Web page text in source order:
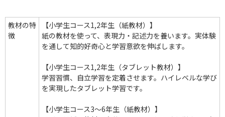
教材の特
徴
【小学生コース1,2年生（紙教材）】
紙の教材を使って、表現力・記述力を養います。実体験
を通して知的好奇心と学習意欲を伸ばします。
【小学生コース1,2年生（タブレット教材）】
学習習慣、自立学習を定着させます。ハイレベルな学び
を実現したタブレット学習です。
【小学生コース3～6年生（紙教材）】